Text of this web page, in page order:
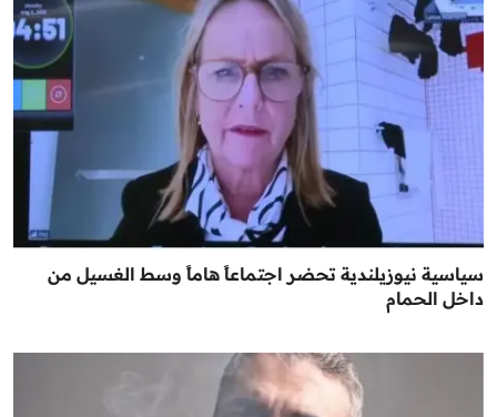
سياسية نيوزيلندية تحضر اجتماعاً هاماً وسط الغسيل من
داخل الحمام